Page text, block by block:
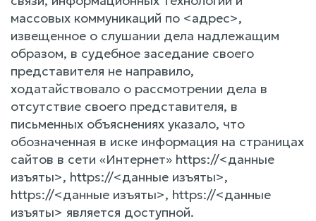
массовых коммуникаций по <адрес>,
извещенное о слушании дела надлежащим
образом, в судебное заседание своего
представителя не направило,
ходатайствовало о рассмотрении дела в
отсутствие своего представителя, в
письменных объяснениях указало, что
обозначенная в иске информация на страницах
сайтов в сети «Интернет» https://<данные
изъяты>, https://<данные изъяты>,
https://<данные изъяты>, https://<данные
изъяты> является доступной.